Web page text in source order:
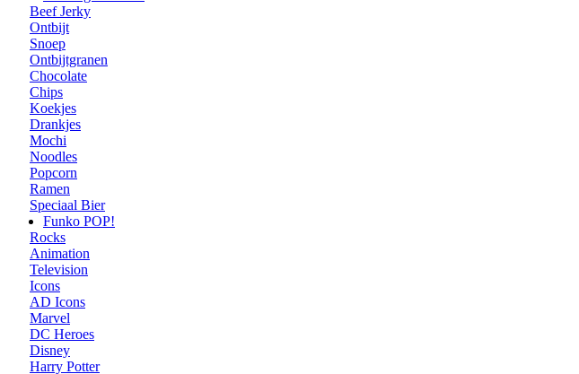
Beef Jerky
Ontbijt
Snoep
Ontbijtgranen
Chocolate
Chips
Koekjes
Drankjes
Mochi
Noodles
Popcorn
Ramen
Speciaal Bier
Funko POP!
Rocks
Animation
Television
Icons
AD Icons
Marvel
DC Heroes
Disney
Harry Potter